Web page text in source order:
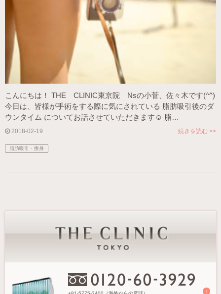
こんにちは！ THE CLINIC東京院 Nsの小菅、佐々木です(^^)
今日は、皆様が手術をする際に気にされている 脂肪吸引後のダ
ウンタイム についてお話させていただきます☺ 脂…
2018-02-19 続きを読む >>
脂肪吸引・痩身